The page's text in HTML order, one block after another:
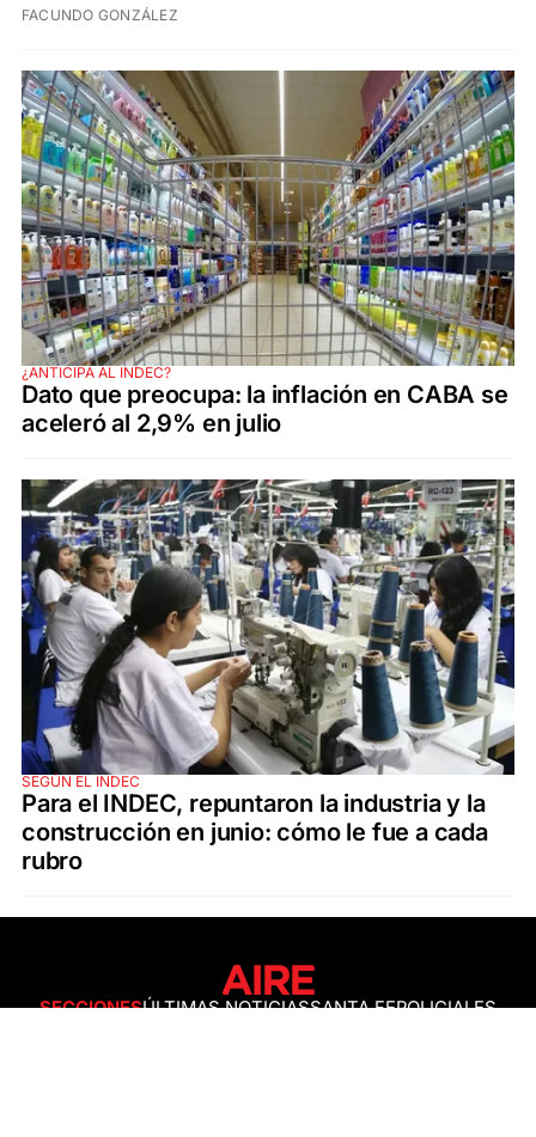
FACUNDO GONZÁLEZ
¿ANTICIPA AL INDEC?
Dato que preocupa: la inflación en CABA se
aceleró al 2,9% en julio
SEGÚN EL INDEC
Para el INDEC, repuntaron la industria y la
construcción en junio: cómo le fue a cada
rubro
SECCIONESÚLTIMAS NOTICIASSANTA FEPOLICIALES